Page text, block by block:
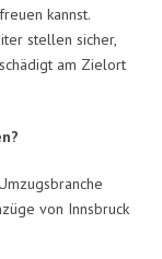
kannst.
stellen sicher,
am Zielort
von Innsbruck